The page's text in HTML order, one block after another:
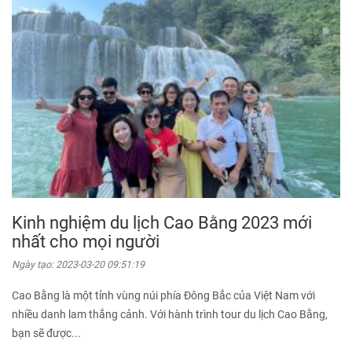
Kinh nghiệm du lịch Cao Bằng 2023 mới
nhất cho mọi người
Ngày tạo: 2023-03-20 09:51:19
Cao Bằng là một tỉnh vùng núi phía Đông Bắc của Việt Nam với
nhiều danh lam thắng cảnh. Với hành trình tour du lịch Cao Bằng,
bạn sẽ được...